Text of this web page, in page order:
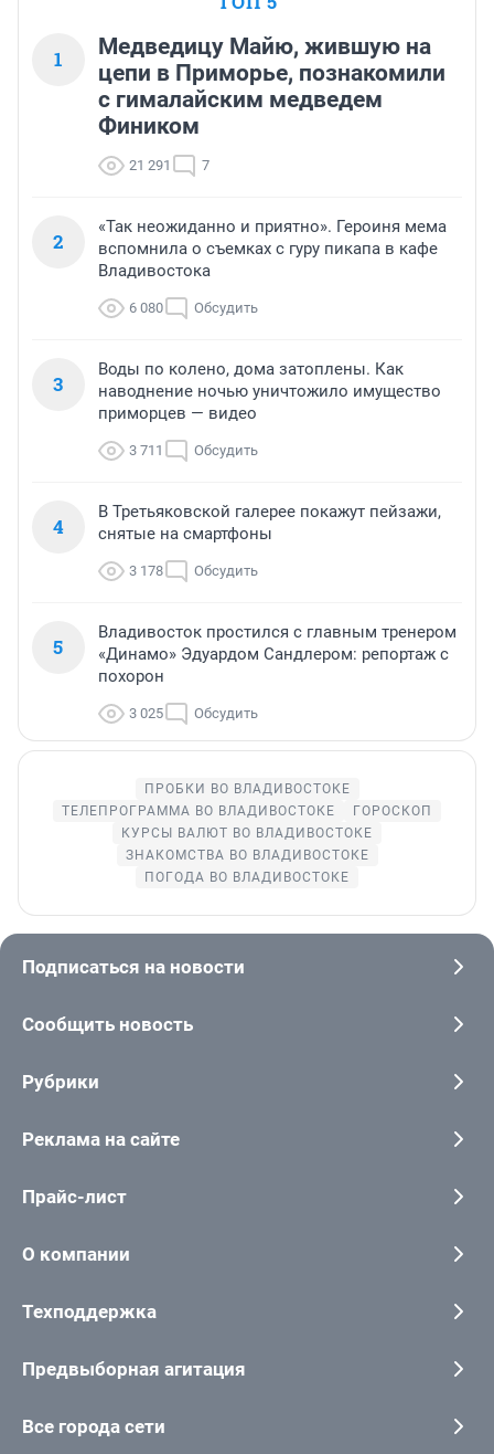
1
Медведицу Майю, жившую на
цепи в Приморье, познакомили
с гималайским медведем
Фиником
21 291 7
2
«Так неожиданно и приятно». Героиня мема
вспомнила о съемках с гуру пикапа в кафе
Владивостока
6 080 Обсудить
3
Воды по колено, дома затоплены. Как
наводнение ночью уничтожило имущество
приморцев — видео
3 711 Обсудить
4
В Третьяковской галерее покажут пейзажи,
снятые на смартфоны
3 178 Обсудить
5
Владивосток простился с главным тренером
«Динамо» Эдуардом Сандлером: репортаж с
похорон
3 025 Обсудить
ПРОБКИ ВО ВЛАДИВОСТОКЕ
ТЕЛЕПРОГРАММА ВО ВЛАДИВОСТОКЕ
ГОРОСКОП
КУРСЫ ВАЛЮТ ВО ВЛАДИВОСТОКЕ
ЗНАКОМСТВА ВО ВЛАДИВОСТОКЕ
ПОГОДА ВО ВЛАДИВОСТОКЕ
Подписаться на новости
Сообщить новость
Рубрики
Реклама на сайте
Прайс-лист
О компании
Техподдержка
Предвыборная агитация
Все города сети